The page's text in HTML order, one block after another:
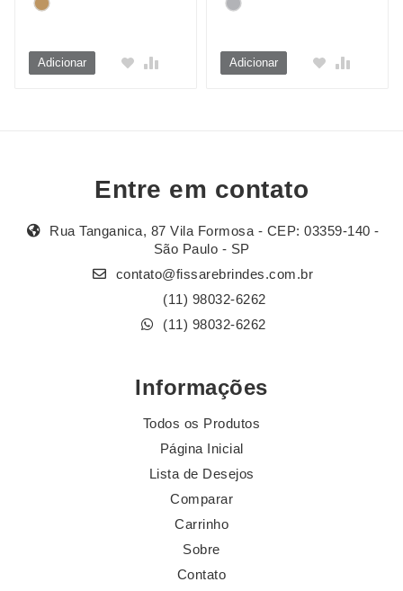
Adicionar Adicionar
Entre em contato
Rua Tanganica, 87 Vila Formosa - CEP: 03359-140 -
São Paulo - SP
contato@fissarebrindes.com.br
(11) 98032-6262
(11) 98032-6262
Informações
Todos os Produtos
Página Inicial
Lista de Desejos
Comparar
Carrinho
Sobre
Contato